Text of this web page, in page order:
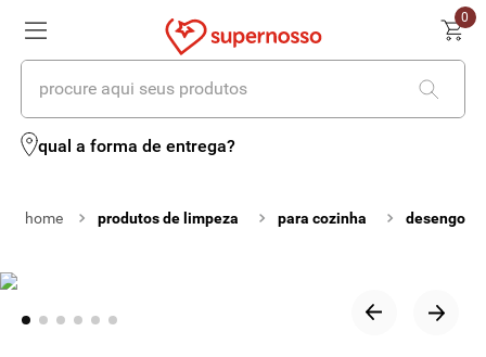
0
procure aqui seus produtos
qual a forma de entrega?
produtos de limpeza para cozinha
termos mais buscados
2º leite
º iogurte